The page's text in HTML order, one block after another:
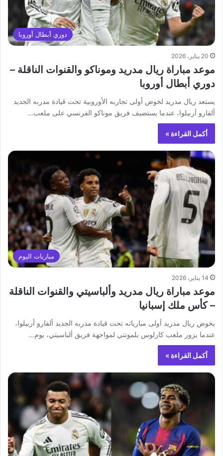
دوري أبطال أوروبا
20 يناير، 2026
موعد مباراة ريال مدريد وموناكو والقنوات الناقلة –
دوري أبطال أوروبا
يستعد ريال مدريد لخوض أولى تجاربه الأوروبية تحت قيادة مدربه الجديد
ألفارو أربيلوا، عندما يستضيف فريق موناكو الفرنسي على ملعب…
أكمل القراءة »
مباريات اليوم
14 يناير، 2026
موعد مباراة ريال مدريد وألباسيتي والقنوات الناقلة
– كأس ملك إسبانيا
يخوض ريال مدريد أولى مبارياته تحت قيادة مدربه الجديد ألفارو أربيلوا،
عندما يزور ملعب كارلوس بلمونتي لمواجهة فريق ألباسيتي، يوم…
أكمل القراءة »